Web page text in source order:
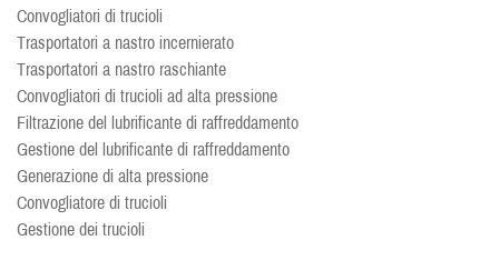
Convogliatori di trucioli
Trasportatori a nastro incernierato
Trasportatori a nastro raschiante
Convogliatori di trucioli ad alta pressione
Filtrazione del lubrificante di raffreddamento
Gestione del lubrificante di raffreddamento
Generazione di alta pressione
Convogliatore di trucioli
Gestione dei trucioli